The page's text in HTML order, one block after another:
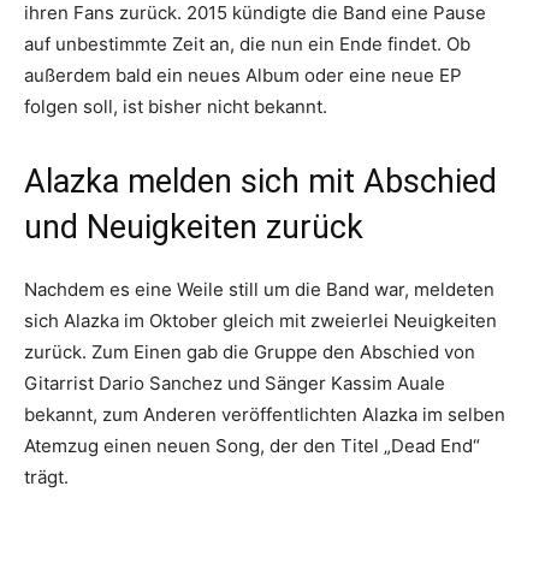
ihren Fans zurück. 2015 kündigte die Band eine Pause
auf unbestimmte Zeit an, die nun ein Ende findet. Ob
außerdem bald ein neues Album oder eine neue EP
folgen soll, ist bisher nicht bekannt.
Alazka melden sich mit Abschied
und Neuigkeiten zurück
Nachdem es eine Weile still um die Band war, meldeten
sich Alazka im Oktober gleich mit zweierlei Neuigkeiten
zurück. Zum Einen gab die Gruppe den Abschied von
Gitarrist Dario Sanchez und Sänger Kassim Auale
bekannt, zum Anderen veröffentlichten Alazka im selben
Atemzug einen neuen Song, der den Titel „Dead End“
trägt.